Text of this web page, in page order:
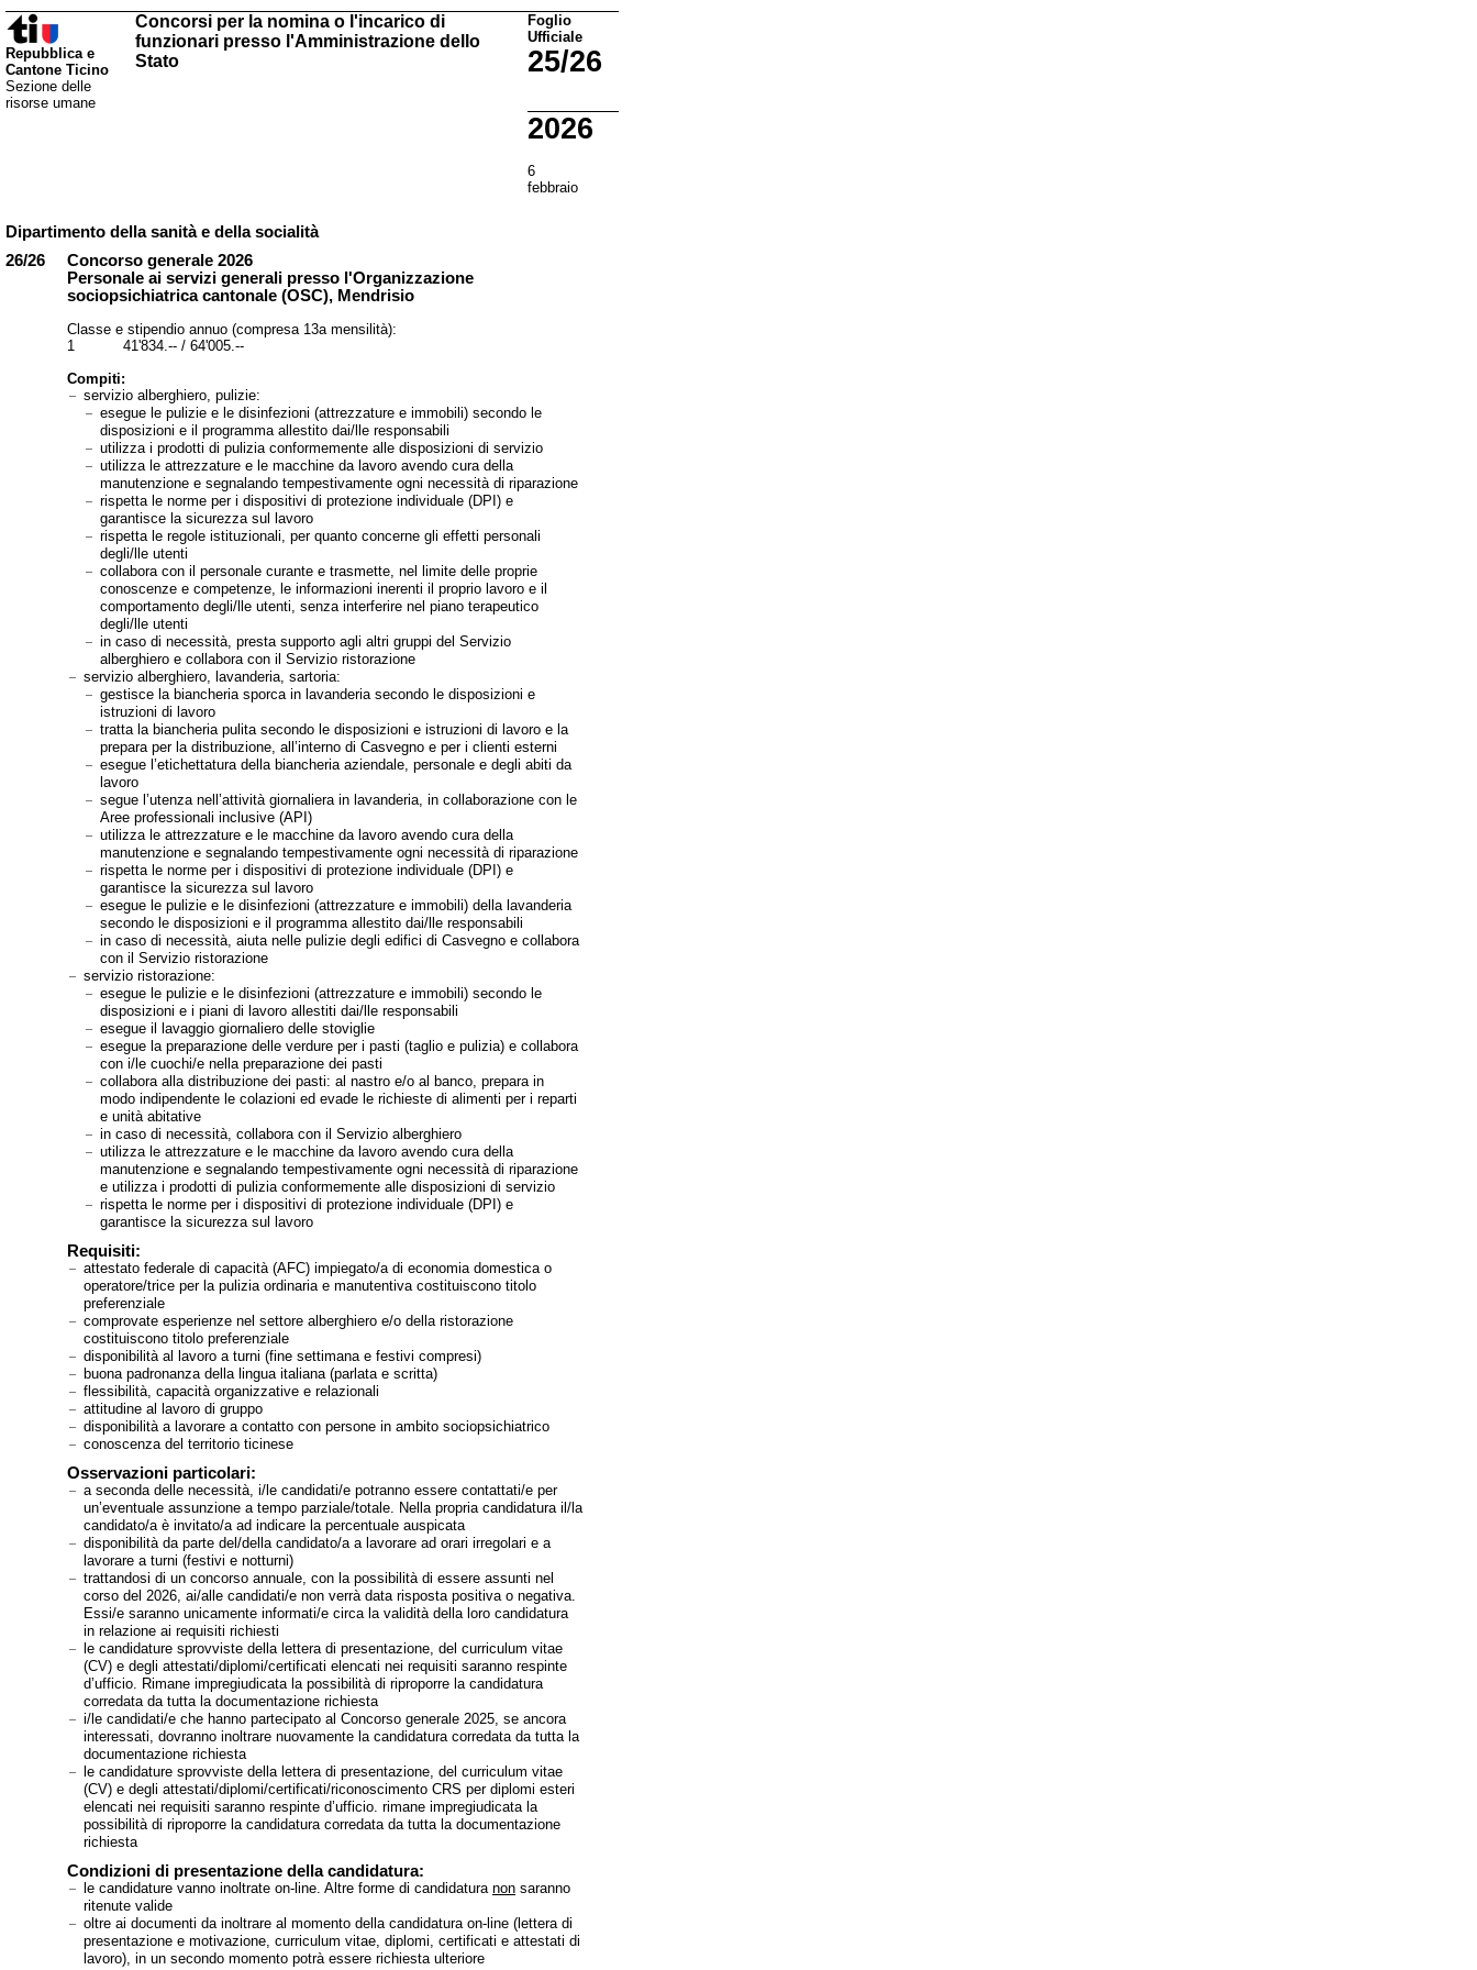
Repubblica e
Cantone Ticino
Sezione delle
risorse umane
Concorsi per la nomina o l'incarico di
funzionari presso l'Amministrazione dello
Stato
Foglio
Ufficiale
25/26
2026
6
febbraio
Dipartimento della sanità e della socialità
26/26
Concorso generale 2026
Personale ai servizi generali presso l'Organizzazione
sociopsichiatrica cantonale (OSC), Mendrisio
Classe e stipendio annuo (compresa 13a mensilità):
1 41'834.-- / 64'005.--
Compiti:
servizio alberghiero, pulizie:
esegue le pulizie e le disinfezioni (attrezzature e immobili) secondo le
disposizioni e il programma allestito dai/lle responsabili
utilizza i prodotti di pulizia conformemente alle disposizioni di servizio
utilizza le attrezzature e le macchine da lavoro avendo cura della
manutenzione e segnalando tempestivamente ogni necessità di riparazione
rispetta le norme per i dispositivi di protezione individuale (DPI) e
garantisce la sicurezza sul lavoro
rispetta le regole istituzionali, per quanto concerne gli effetti personali
degli/lle utenti
collabora con il personale curante e trasmette, nel limite delle proprie
conoscenze e competenze, le informazioni inerenti il proprio lavoro e il
comportamento degli/lle utenti, senza interferire nel piano terapeutico
degli/lle utenti
in caso di necessità, presta supporto agli altri gruppi del Servizio
alberghiero e collabora con il Servizio ristorazione
servizio alberghiero, lavanderia, sartoria:
gestisce la biancheria sporca in lavanderia secondo le disposizioni e
istruzioni di lavoro
tratta la biancheria pulita secondo le disposizioni e istruzioni di lavoro e la
prepara per la distribuzione, all’interno di Casvegno e per i clienti esterni
esegue l’etichettatura della biancheria aziendale, personale e degli abiti da
lavoro
segue l’utenza nell’attività giornaliera in lavanderia, in collaborazione con le
Aree professionali inclusive (API)
utilizza le attrezzature e le macchine da lavoro avendo cura della
manutenzione e segnalando tempestivamente ogni necessità di riparazione
rispetta le norme per i dispositivi di protezione individuale (DPI) e
garantisce la sicurezza sul lavoro
esegue le pulizie e le disinfezioni (attrezzature e immobili) della lavanderia
secondo le disposizioni e il programma allestito dai/lle responsabili
in caso di necessità, aiuta nelle pulizie degli edifici di Casvegno e collabora
con il Servizio ristorazione
servizio ristorazione:
esegue le pulizie e le disinfezioni (attrezzature e immobili) secondo le
disposizioni e i piani di lavoro allestiti dai/lle responsabili
esegue il lavaggio giornaliero delle stoviglie
esegue la preparazione delle verdure per i pasti (taglio e pulizia) e collabora
con i/le cuochi/e nella preparazione dei pasti
collabora alla distribuzione dei pasti: al nastro e/o al banco, prepara in
modo indipendente le colazioni ed evade le richieste di alimenti per i reparti
e unità abitative
in caso di necessità, collabora con il Servizio alberghiero
utilizza le attrezzature e le macchine da lavoro avendo cura della
manutenzione e segnalando tempestivamente ogni necessità di riparazione
e utilizza i prodotti di pulizia conformemente alle disposizioni di servizio
rispetta le norme per i dispositivi di protezione individuale (DPI) e
garantisce la sicurezza sul lavoro
Requisiti:
attestato federale di capacità (AFC) impiegato/a di economia domestica o
operatore/trice per la pulizia ordinaria e manutentiva costituiscono titolo
preferenziale
comprovate esperienze nel settore alberghiero e/o della ristorazione
costituiscono titolo preferenziale
disponibilità al lavoro a turni (fine settimana e festivi compresi)
buona padronanza della lingua italiana (parlata e scritta)
flessibilità, capacità organizzative e relazionali
attitudine al lavoro di gruppo
disponibilità a lavorare a contatto con persone in ambito sociopsichiatrico
conoscenza del territorio ticinese
Osservazioni particolari:
a seconda delle necessità, i/le candidati/e potranno essere contattati/e per
un’eventuale assunzione a tempo parziale/totale. Nella propria candidatura il/la
candidato/a è invitato/a ad indicare la percentuale auspicata
disponibilità da parte del/della candidato/a a lavorare ad orari irregolari e a
lavorare a turni (festivi e notturni)
trattandosi di un concorso annuale, con la possibilità di essere assunti nel
corso del 2026, ai/alle candidati/e non verrà data risposta positiva o negativa.
Essi/e saranno unicamente informati/e circa la validità della loro candidatura
in relazione ai requisiti richiesti
le candidature sprovviste della lettera di presentazione, del curriculum vitae
(CV) e degli attestati/diplomi/certificati elencati nei requisiti saranno respinte
d’ufficio. Rimane impregiudicata la possibilità di riproporre la candidatura
corredata da tutta la documentazione richiesta
i/le candidati/e che hanno partecipato al Concorso generale 2025, se ancora
interessati, dovranno inoltrare nuovamente la candidatura corredata da tutta la
documentazione richiesta
le candidature sprovviste della lettera di presentazione, del curriculum vitae
(CV) e degli attestati/diplomi/certificati/riconoscimento CRS per diplomi esteri
elencati nei requisiti saranno respinte d’ufficio. rimane impregiudicata la
possibilità di riproporre la candidatura corredata da tutta la documentazione
richiesta
Condizioni di presentazione della candidatura:
le candidature vanno inoltrate on-line. Altre forme di candidatura non saranno
ritenute valide
oltre ai documenti da inoltrare al momento della candidatura on-line (lettera di
presentazione e motivazione, curriculum vitae, diplomi, certificati e attestati di
lavoro), in un secondo momento potrà essere richiesta ulteriore